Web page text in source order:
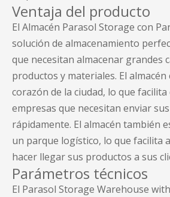
Ventaja del producto
El Almacén Parasol Storage con
solución de almacenamiento
que necesitan almacenar grandes
productos y materiales. El
corazón de la ciudad, lo que facilita
empresas que necesitan enviar
rápidamente. El almacén también
un parque logístico, lo que facilita
hacer llegar sus productos a sus
Parámetros técnicos
El Parasol Storage Warehouse